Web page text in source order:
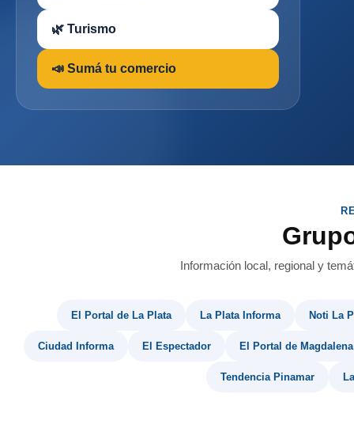
🌿 Turismo
📣 Sumá tu comercio
Información local, regional y
El Portal de La Plata La Plata Informa Noti La
Ciudad Informa El Espectador El Portal de Magdalena
Tendencia Pinamar